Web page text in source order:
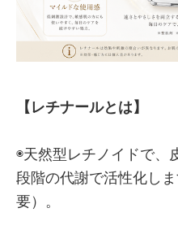
【レチナールとは】
◉天然型レチノイドで、
段階の代謝で活性化し
要）。